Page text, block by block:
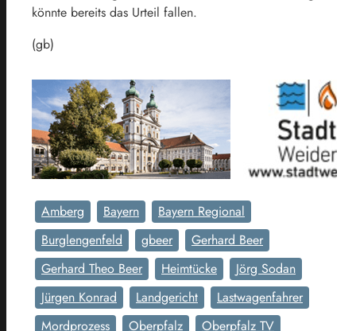
könnte bereits das Urteil fallen.
(gb)
Amberg Bayern
Bayern Regional
Burglengenfeld
gbeer
Gerhard Beer
Gerhard Theo Beer
Heimtücke
Jörg Sodan
Jürgen Konrad
Landgericht
Lastwagenfahrer
Mordprozess
Oberpfalz
Oberpfalz TV